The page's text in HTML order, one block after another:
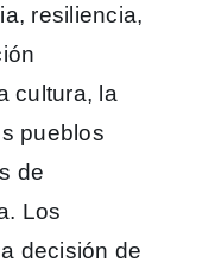
resiliencia,
cultura, la
pueblos
de
Los
decisión de